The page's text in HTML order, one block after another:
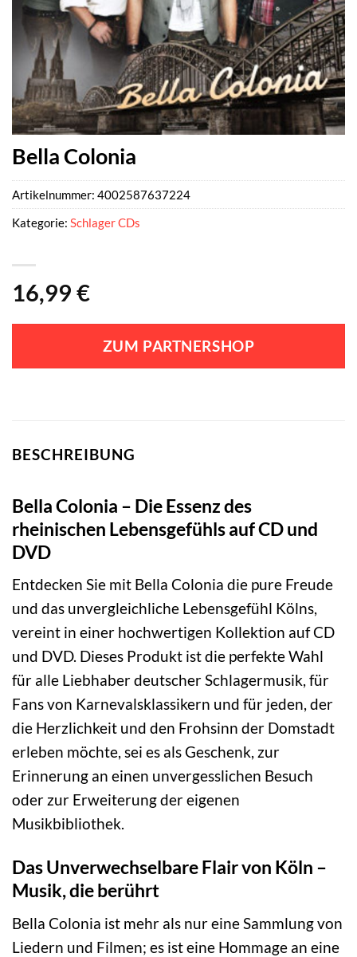
Bella Colonia
16,99 €
ZUM PARTNERSHOP
Artikelnummer: 4002587637224
Kategorie: Schlager CDs
BESCHREIBUNG
Bella Colonia – Die Essenz des
rheinischen Lebensgefühls auf CD und
DVD
Entdecken Sie mit Bella Colonia die pure Freude
und das unvergleichliche Lebensgefühl Kölns,
vereint in einer hochwertigen Kollektion auf CD
und DVD. Dieses Produkt ist die perfekte Wahl
für alle Liebhaber deutscher Schlagermusik, für
Fans von Karnevalsklassikern und für jeden, der
die Herzlichkeit und den Frohsinn der Domstadt
erleben möchte, sei es als Geschenk, zur
Erinnerung an einen unvergesslichen Besuch
oder zur Erweiterung der eigenen
Musikbibliothek.
Das Unverwechselbare Flair von Köln –
Musik, die berührt
Bella Colonia ist mehr als nur eine Sammlung von
Liedern und Filmen; es ist eine Hommage an eine